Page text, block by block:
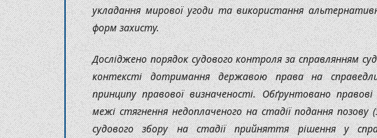
укладання мирової угоди та використання
форм захисту.
Досліджено порядок судового контроля за справлянням
контексті дотримання державою права на
принципу правової визначеності. Обґрунтовано
межі стягнення недоплаченого на стадії подання позову
судового збору на стадії прийняття рішення у